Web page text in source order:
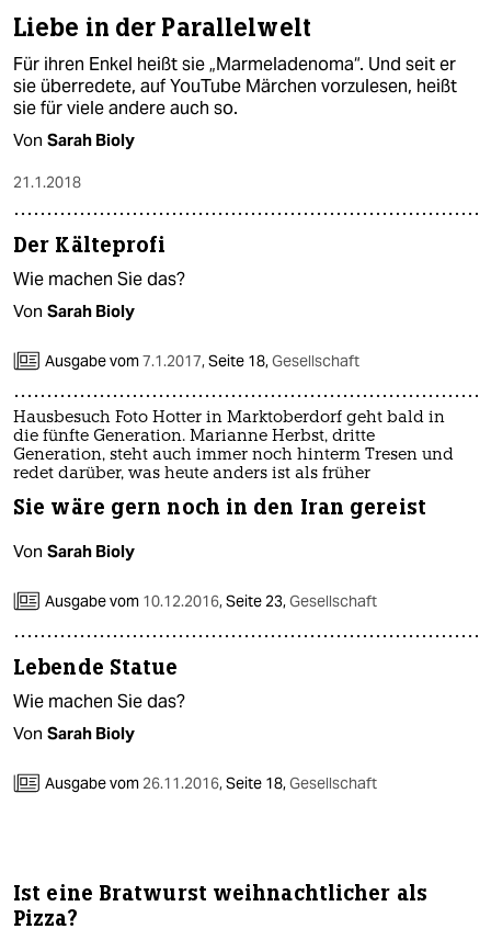
fragen & hilfe
unterstützen
abo
Liebe in der Parallelwelt
Für ihren Enkel heißt sie „Marmeladenoma“. Und seit er
sie überredete, auf YouTube Märchen vorzulesen, heißt
sie für viele andere auch so.
Von Sarah Bioly
21.1.2018
Der Kälteprofi
Wie machen Sie das?
Von Sarah Bioly
Ausgabe vom7.1.2017,Seite 18,Gesellschaft
Hausbesuch Foto Hotter in Marktoberdorf geht bald in
die fünfte Generation. Marianne Herbst, dritte
Generation, steht auch immer noch hinterm Tresen und
redet darüber, was heute anders ist als früher
Sie wäre gern noch in den Iran gereist
Von Sarah Bioly
Ausgabe vom 10.12.2016,Seite 23,Gesellschaft
Lebende Statue
Wie machen Sie das?
Von Sarah Bioly
Ausgabe vom 26.11.2016,Seite 18,Gesellschaft
Ist eine Bratwurst weihnachtlicher als
Pizza?